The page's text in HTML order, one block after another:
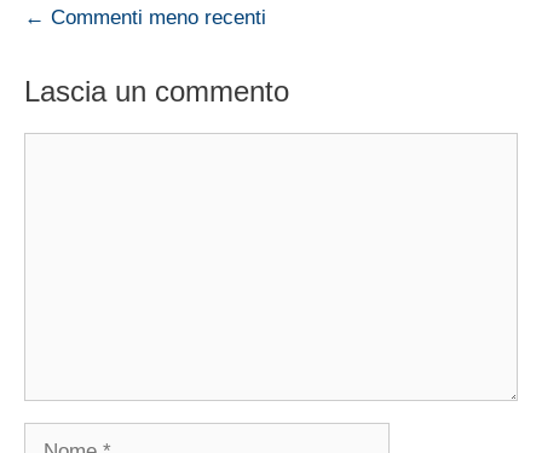
Navigazione
← Commenti meno recenti
Lascia un commento
Nome